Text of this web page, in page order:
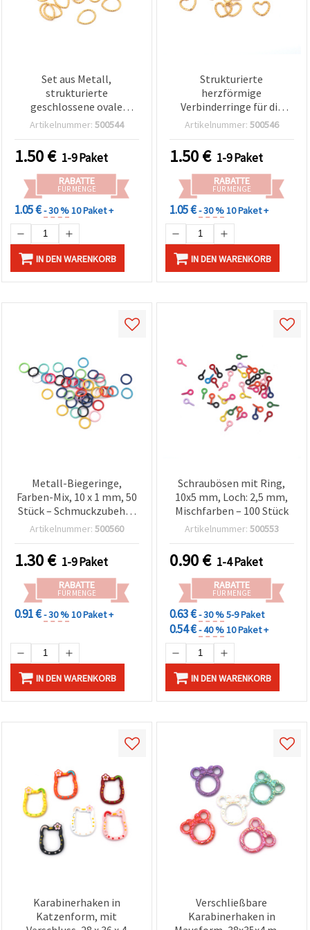
Set aus Metall,
strukturierte
geschlossene ovale
Verbindungsringe,
– 50 Stück
Artikelnummer: 500544
1.50€ 1-9 Paket
RABATTE
FÜR MENGE
1.05 €- 30 %10 Paket +
IN DEN WARENKORB
Strukturierte
herzförmige
Verbinderringe für die
Schmuckherstellung,
Metalllegierung, 14×12×1
mm, 50 Stück – für
Armbänder, Halsketten,
Ohrringe und
Dekorationen
Artikelnummer: 500546
1.50€ 1-9 Paket
RABATTE
FÜR MENGE
1.05 €- 30 %10 Paket +
IN DEN WARENKORB
Metall-Biegeringe,
Farben-Mix, 10 x 1 mm, 50
Stück – Schmuckzubehör
& Bastelbedarf
Artikelnummer: 500560
1.30€ 1-9 Paket
RABATTE
FÜR MENGE
0.91 €- 30 %10 Paket +
IN DEN WARENKORB
Schraubösen mit Ring,
10x5 mm, Loch: 2,5 mm,
Mischfarben – 100 Stück
Artikelnummer: 500553
0.90€ 1-4 Paket
RABATTE
FÜR MENGE
0.63 €- 30 %5-9 Paket
0.54 €- 40 %10 Paket +
IN DEN WARENKORB
Karabinerhaken in
Katzenform, mit
Verschließbare
Karabinerhaken in